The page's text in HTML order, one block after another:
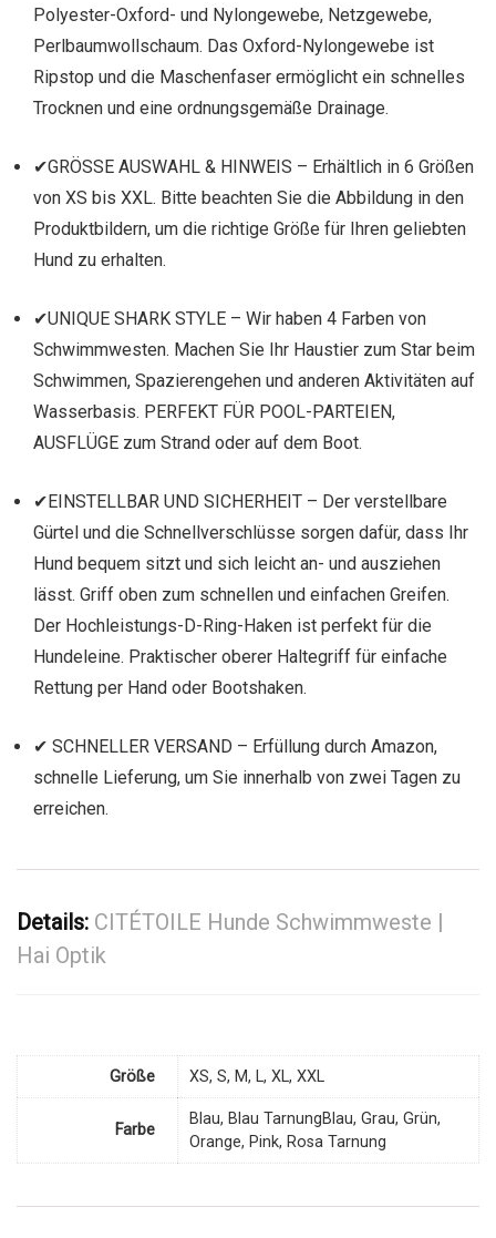
Polyester-Oxford- und Nylongewebe, Netzgewebe,
Perlbaumwollschaum. Das Oxford-Nylongewebe ist
Ripstop und die Maschenfaser ermöglicht ein schnelles
Trocknen und eine ordnungsgemäße Drainage.
✔GRÖSSE AUSWAHL & HINWEIS – Erhältlich in 6 Größen
von XS bis XXL. Bitte beachten Sie die Abbildung in den
Produktbildern, um die richtige Größe für Ihren geliebten
Hund zu erhalten.
✔UNIQUE SHARK STYLE – Wir haben 4 Farben von
Schwimmwesten. Machen Sie Ihr Haustier zum Star beim
Schwimmen, Spazierengehen und anderen Aktivitäten auf
Wasserbasis. PERFEKT FÜR POOL-PARTEIEN,
AUSFLÜGE zum Strand oder auf dem Boot.
✔EINSTELLBAR UND SICHERHEIT – Der verstellbare
Gürtel und die Schnellverschlüsse sorgen dafür, dass Ihr
Hund bequem sitzt und sich leicht an- und ausziehen
lässt. Griff oben zum schnellen und einfachen Greifen.
Der Hochleistungs-D-Ring-Haken ist perfekt für die
Hundeleine. Praktischer oberer Haltegriff für einfache
Rettung per Hand oder Bootshaken.
✔ SCHNELLER VERSAND – Erfüllung durch Amazon,
schnelle Lieferung, um Sie innerhalb von zwei Tagen zu
erreichen.
Details: CITÉTOILE Hunde Schwimmweste |
Hai Optik
Größe XS, S, M, L, XL, XXL
Farbe
Blau, Blau TarnungBlau, Grau, Grün,
Orange, Pink, Rosa Tarnung